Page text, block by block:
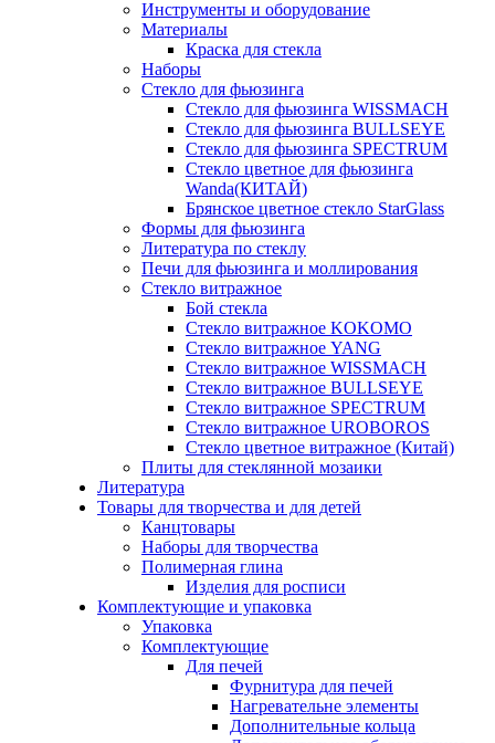
Инструменты и оборудование
Материалы
Краска для стекла
Наборы
Стекло для фьюзинга
Стекло для фьюзинга WISSMACH
Стекло для фьюзинга BULLSEYE
Стекло для фьюзинга SPECTRUM
Стекло цветное для фьюзинга
Wanda(КИТАЙ)
Брянское цветное стекло StarGlass
Формы для фьюзинга
Литература по стеклу
Печи для фьюзинга и моллирования
Стекло витражное
Бой стекла
Стекло витражное KOKOMO
Стекло витражное YANG
Стекло витражное WISSMACH
Стекло витражное BULLSEYE
Стекло витражное SPECTRUM
Стекло витражное UROBOROS
Стекло цветное витражное (Китай)
Плиты для стеклянной мозаики
Литература
Товары для творчества и для детей
Канцтовары
Наборы для творчества
Полимерная глина
Изделия для росписи
Комплектующие и упаковка
Упаковка
Комплектующие
Для печей
Фурнитура для печей
Нагревательне элементы
Дополнительные кольца